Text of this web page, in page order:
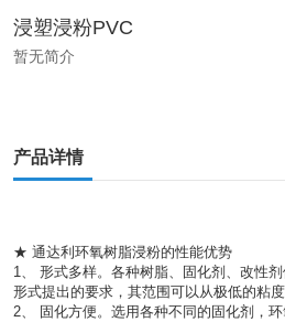
浸塑浸粉PVC
暂无简介
产品详情
★ 通达利环氧树脂浸粉的性能优势
1、 形式多样。各种树脂、固化剂、改性
形式提出的要求，其范围可以从极低的粘度
2、 固化方便。选用各种不同的固化剂，